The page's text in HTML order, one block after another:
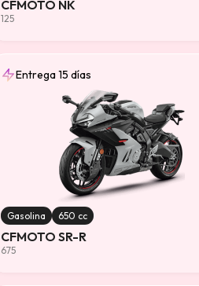
CFMOTO NK
125
Entrega 15 días
Gasolina 650 cc
CFMOTO SR-R
675